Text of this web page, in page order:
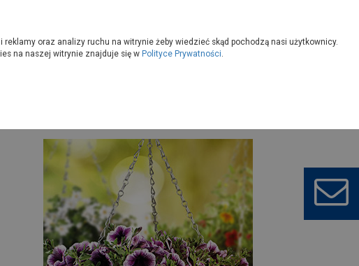
oraz analizy ruchu na witrynie żeby wiedzieć skąd pochodzą nasi użytkownicy.
na naszej witrynie znajduje się w Polityce Prywatności.